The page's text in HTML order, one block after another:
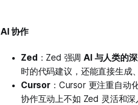
AI 协作
Zed ：Zed 强调AI 与人类的
时的代码建议，还能直接生成
Cursor：Cursor 更注重自动
协作互动上不如 Zed 灵活和深